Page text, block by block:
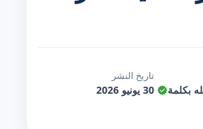
بكلمة
تاريخ النشر
30 يونيو 2026